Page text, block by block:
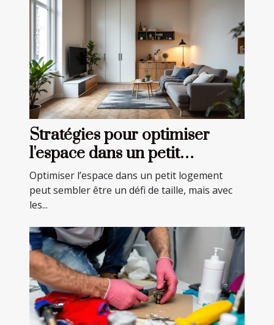
Stratégies pour optimiser
l'espace dans un petit
logement
Optimiser l’espace dans un petit logement
peut sembler être un défi de taille, mais avec
les...